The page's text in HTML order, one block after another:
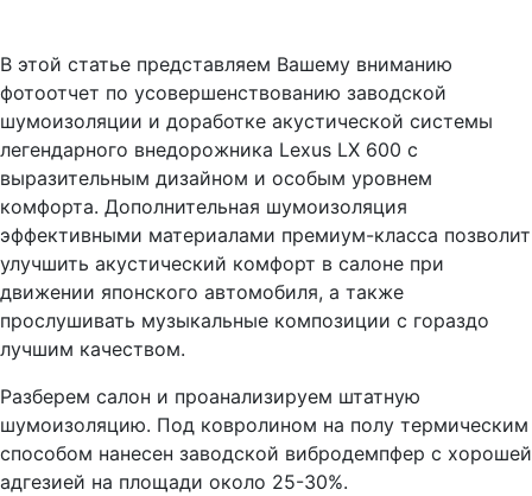
В этой статье представляем Вашему вниманию
фотоотчет по усовершенствованию заводской
шумоизоляции и доработке акустической системы
легендарного внедорожника Lexus LX 600 с
выразительным дизайном и особым уровнем
комфорта. Дополнительная шумоизоляция
эффективными материалами премиум-класса позволит
улучшить акустический комфорт в салоне при
движении японского автомобиля, а также
прослушивать музыкальные композиции с гораздо
лучшим качеством.
Разберем салон и проанализируем штатную
шумоизоляцию. Под ковролином на полу термическим
способом нанесен заводской вибродемпфер с хорошей
адгезией на площади около 25-30%.